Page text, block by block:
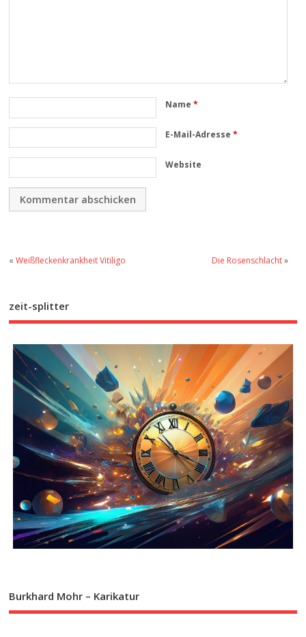
Name*
E-Mail-Adresse*
Website
«Weißfleckenkrankheit Vitiligo Die Rosenschlacht»
zeit-splitter
Burkhard Mohr – Karikatur